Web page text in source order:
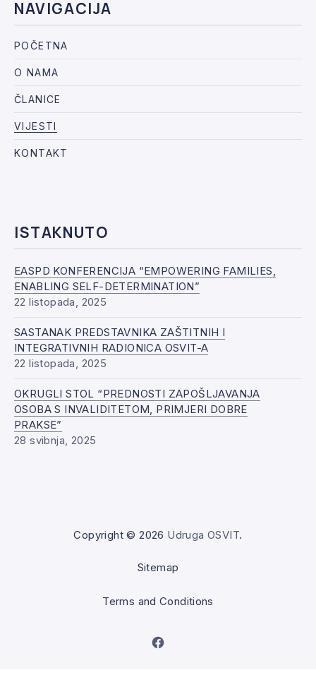
NAVIGACIJA
POČETNA
O NAMA
ČLANICE
VIJESTI
KONTAKT
ISTAKNUTO
EASPD KONFERENCIJA “EMPOWERING FAMILIES,
ENABLING SELF-DETERMINATION”
22 listopada, 2025
SASTANAK PREDSTAVNIKA ZAŠTITNIH I
INTEGRATIVNIH RADIONICA OSVIT-A
22 listopada, 2025
OKRUGLI STOL “PREDNOSTI ZAPOŠLJAVANJA
OSOBA S INVALIDITETOM, PRIMJERI DOBRE
PRAKSE”
28 svibnja, 2025
Copyright © 2026 Udruga OSVIT.
Sitemap
Terms and Conditions
New Window